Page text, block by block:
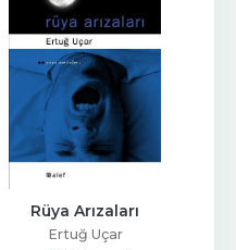
Rüya Arızaları
Ertuğ Uçar